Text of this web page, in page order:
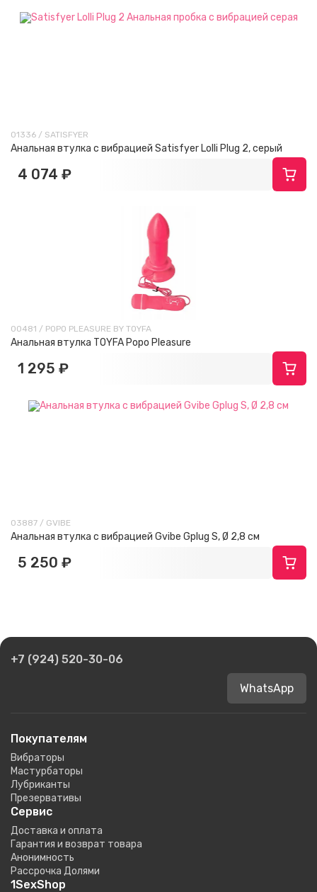
01336 / SATISFYER
Анальная втулка с вибрацией Satisfyer Lolli Plug 2, серый
4 074 ₽
00481 / POPO PLEASURE BY TOYFA
Анальная втулка TOYFA Popo Pleasure
1 295 ₽
03887 / GVIBE
Анальная втулка с вибрацией Gvibe Gplug S, Ø 2,8 см
5 250 ₽
+7 (924) 520-30-06
WhatsApp
Покупателям
Вибраторы
Мастурбаторы
Лубриканты
Презервативы
Сервис
Доставка и оплата
Гарантия и возврат товара
Анонимность
Рассрочка Долями
1SexShop